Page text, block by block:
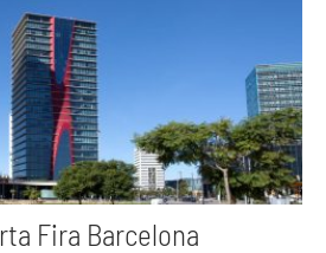
Fira Barcelona